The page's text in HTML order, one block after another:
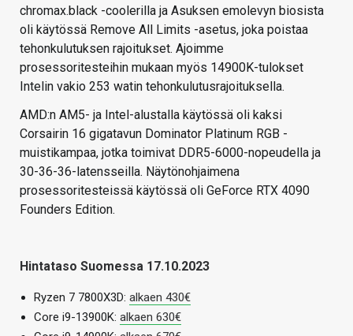
chromax.black -coolerilla ja Asuksen emolevyn biosista
oli käytössä Remove All Limits -asetus, joka poistaa
tehonkulutuksen rajoitukset. Ajoimme
prosessoritesteihin mukaan myös 14900K-tulokset
Intelin vakio 253 watin tehonkulutusrajoituksella.
AMD:n AM5- ja Intel-alustalla käytössä oli kaksi
Corsairin 16 gigatavun Dominator Platinum RGB -
muistikampaa, jotka toimivat DDR5-6000-nopeudella ja
30-36-36-latensseilla. Näytönohjaimena
prosessoritesteissä käytössä oli GeForce RTX 4090
Founders Edition.
Hintataso Suomessa 17.10.2023
Ryzen 7 7800X3D: alkaen 430€
Core i9-13900K: alkaen 630€